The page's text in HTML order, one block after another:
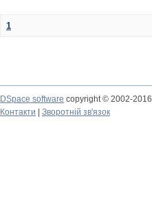
1
DSpace software copyright © 2002-2016
Контакти
Зворотній зв'язок